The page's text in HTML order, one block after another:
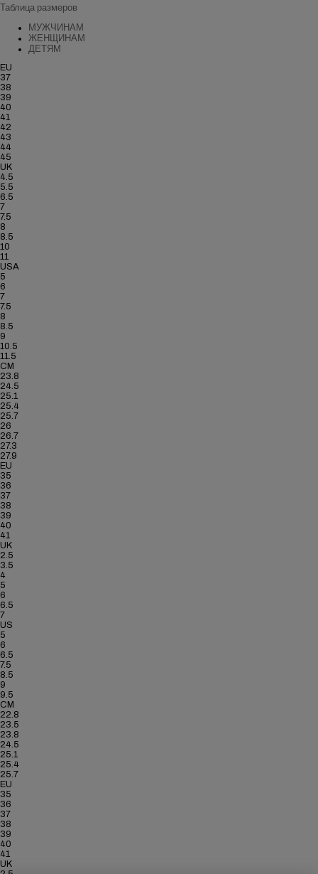
Таблица размеров
МУЖЧИНАМ
ЖЕНЩИНАМ
ДЕТЯМ
EU
37
38
39
40
41
42
43
44
45
UK
4.5
5.5
6.5
7
7.5
8
8.5
10
11
USA
5
6
7
7.5
8
8.5
9
10.5
11.5
CM
23.8
24.5
25.1
25.4
25.7
26
26.7
27.3
27.9
EU
35
36
37
38
39
40
41
UK
2.5
3.5
4
5
6
6.5
7
US
5
6
6.5
7.5
8.5
9
9.5
CM
22.8
23.5
23.8
24.5
25.1
25.4
25.7
EU
35
36
37
38
39
40
41
UK